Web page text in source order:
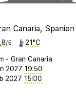
Canaria, Spanien
/5 21°C
- Gran Canaria
2027 19:50
2027 15:00